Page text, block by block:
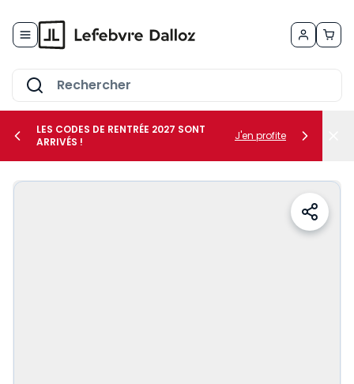
le sous-menu Vos métiers
LES CODES DE RENTRÉE 2027 SONT
ARRIVÉS !
J'en profite